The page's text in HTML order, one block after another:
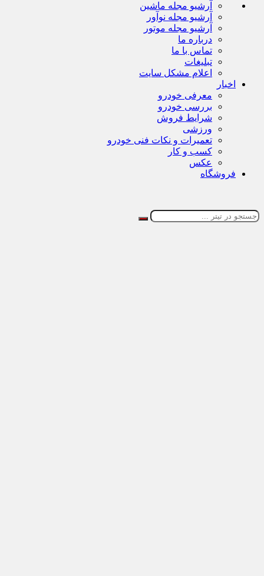
آرشیو مجله ماشین
آرشیو مجله نوآور
آرشیو مجله موتور
درباره ما
تماس با ما
تبلیغات
اعلام مشکل سایت
اخبار
معرفی خودرو
بررسی خودرو
شرایط فروش
ورزشی
تعمیرات و نکات فنی خودرو
کسب و کار
عکس
فروشگاه